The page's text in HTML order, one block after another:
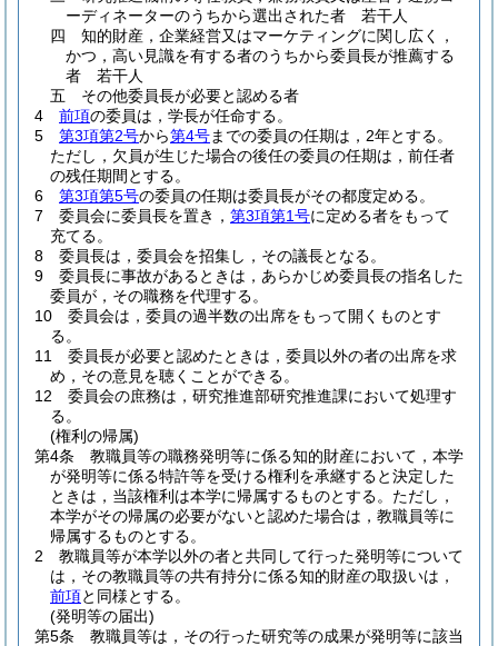
ーディネーターのうちから選出された者 若干人
四
知的財産，企業経営又はマーケティングに関し広く，
かつ，高い見識を有する者のうちから委員長が推薦する
者 若干人
五
その他委員長が必要と認める者
4
前項の委員は，学長が任命する。
5
第3項第2号から第4号までの委員の任期は，2年とする。
ただし，欠員が生じた場合の後任の委員の任期は，前任者
の残任期間とする。
6
第3項第5号の委員の任期は委員長がその都度定める。
7
委員会に委員長を置き， 第3項第1号に定める者をもって
充てる。
8
委員長は，委員会を招集し，その議長となる。
9
委員長に事故があるときは，あらかじめ委員長の指名した
委員が，その職務を代理する。
10
委員会は，委員の過半数の出席をもって開くものとす
る。
11
委員長が必要と認めたときは，委員以外の者の出席を求
め，その意見を聴くことができる。
12
委員会の庶務は，研究推進部研究推進課において処理す
る。
(権利の帰属)
第4条
教職員等の職務発明等に係る知的財産において，本学
が発明等に係る特許等を受ける権利を承継すると決定した
ときは，当該権利は本学に帰属するものとする。 ただし，
本学がその帰属の必要がないと認めた場合は，教職員等に
帰属するものとする。
2
教職員等が本学以外の者と共同して行った発明等について
は，その教職員等の共有持分に係る知的財産の取扱いは，
前項と同様とする。
(発明等の届出)
第5条
教職員等は，その行った研究等の成果が発明等に該当